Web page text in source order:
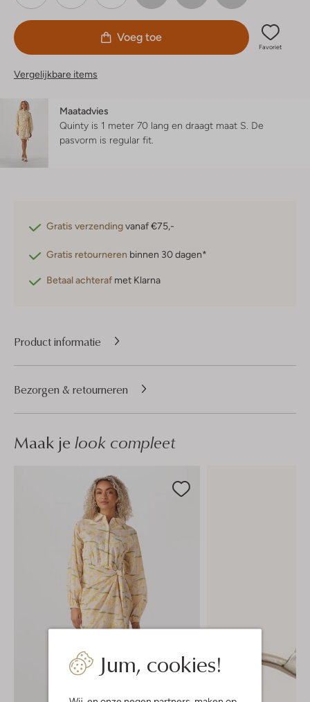
Jum, cookies!
Voeg toe
Favoriet
Vergelijkbare items
Maatadvies
Quinty is 1 meter 70 lang en draagt maat S. De
pasvorm is regular fit
Gratis verzendingvanaf €75,-
Gratis retourneren binnen 30 dagen*
Betaal achteraf met Klarna
Product informatie
Bezorgen & retourneren
Maak je look compleet